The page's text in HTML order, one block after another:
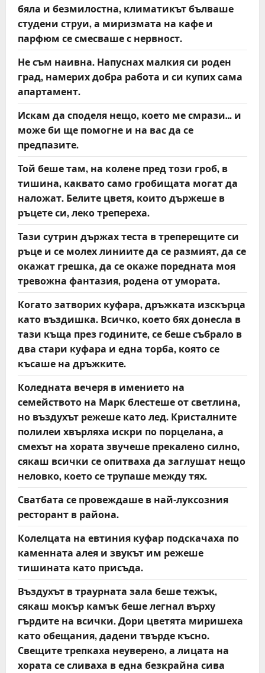
бяла и безмилостна, климатикът бълваше
студени струи, а миризмата на кафе и
парфюм се смесваше с нервност.
Не съм наивна. Напуснах малкия си роден
град, намерих добра работа и си купих сама
апартамент.
Искам да споделя нещо, което ме смрази… и
може би ще помогне и на вас да се
предпазите.
Той беше там, на колене пред този гроб, в
тишина, каквато само гробищата могат да
наложат. Белите цветя, които държеше в
ръцете си, леко трепереха.
Тази сутрин държах теста в треперещите си
ръце и се молех линиите да се размият, да се
окажат грешка, да се окаже поредната моя
тревожна фантазия, родена от умората.
Когато затворих куфара, дръжката изскърца
като въздишка. Всичко, което бях донесла в
тази къща през годините, се беше събрало в
два стари куфара и една торба, която се
късаше на дръжките.
Коледната вечеря в имението на
семейството на Марк блестеше от светлина,
но въздухът режеше като лед. Кристалните
полилеи хвърляха искри по порцелана, а
смехът на хората звучеше прекалено силно,
сякаш всички се опитваха да заглушат нещо
неловко, което се трупаше между тях.
Сватбата се провеждаше в най-луксозния
ресторант в района.
Колелцата на евтиния куфар подскачаха по
каменната алея и звукът им режеше
тишината като присъда.
Въздухът в траурната зала беше тежък,
сякаш мокър камък беше легнал върху
гърдите на всички. Дори цветята миришеха
като обещания, дадени твърде късно.
Свещите трепкаха неуверено, а лицата на
хората се сливаха в една безкрайна сива